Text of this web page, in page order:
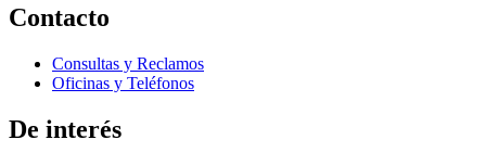
Contacto
Consultas y Reclamos
Oficinas y Teléfonos
De interés